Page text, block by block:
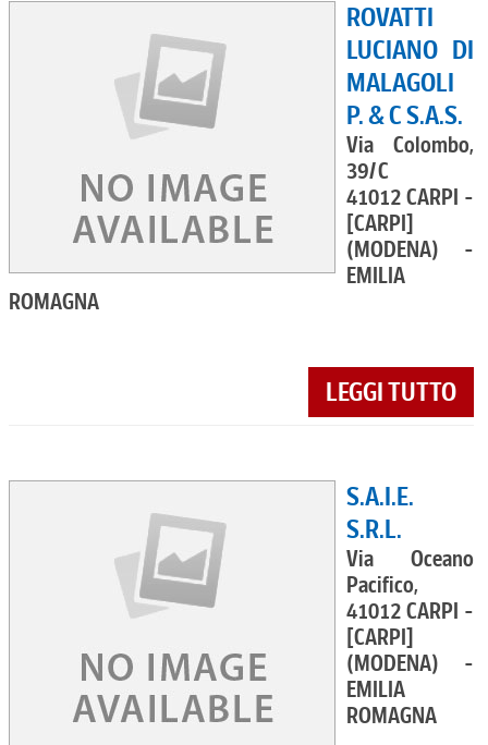
ROVATTI
LUCIANO DI
MALAGOLI
P. & C S.A.S.
Via Colombo,
39/C
41012 CARPI -
[CARPI]
(MODENA) -
EMILIA
ROMAGNA
LEGGI TUTTO
S.A.I.E.
S.R.L.
Via Oceano
Pacifico,
41012 CARPI -
[CARPI]
(MODENA) -
EMILIA
ROMAGNA